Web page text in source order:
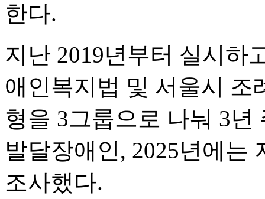
한다.
지난 2019년부터 실시하
애인복지법 및 서울시 조
형을 3그룹으로 나눠 3년
발달장애인, 2025년에는
조사했다.